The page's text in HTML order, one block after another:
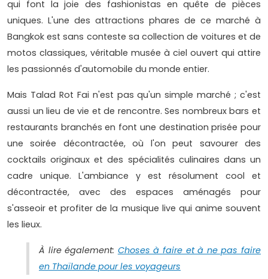
qui font la joie des fashionistas en quête de pièces
uniques. L'une des attractions phares de ce marché à
Bangkok est sans conteste sa collection de voitures et de
motos classiques, véritable musée à ciel ouvert qui attire
les passionnés d'automobile du monde entier.
Mais Talad Rot Fai n'est pas qu'un simple marché ; c'est
aussi un lieu de vie et de rencontre. Ses nombreux bars et
restaurants branchés en font une destination prisée pour
une soirée décontractée, où l'on peut savourer des
cocktails originaux et des spécialités culinaires dans un
cadre unique. L'ambiance y est résolument cool et
décontractée, avec des espaces aménagés pour
s'asseoir et profiter de la musique live qui anime souvent
les lieux.
À lire également: Choses à faire et à ne pas faire
en Thaïlande pour les voyageurs